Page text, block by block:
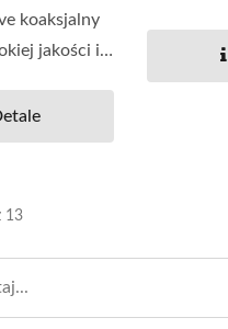
koaksjalny
jakości i
13